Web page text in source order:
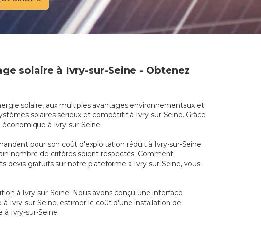
solaire à Ivry-sur-Seine - Obtenez
solaire, aux multiples avantages environnementaux et
solaires sérieux et compétitif à Ivry-sur-Seine. Grâce
à Ivry-sur-Seine.
pour son coût d'exploitation réduit à Ivry-sur-Seine.
nombre de critères soient respectés. Comment
devis gratuits sur notre plateforme à Ivry-sur-Seine, vous
à Ivry-sur-Seine. Nous avons conçu une interface
Ivry-sur-Seine, estimer le coût d'une installation de
à Ivry-sur-Seine.